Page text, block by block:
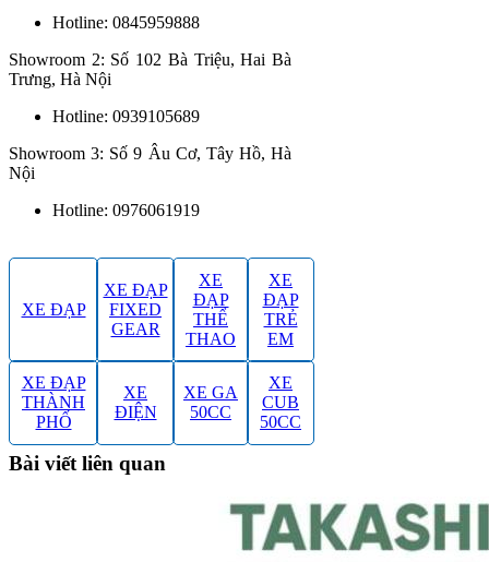
Hotline: 0845959888
Showroom 2: Số 102 Bà Triệu, Hai Bà
Trưng, Hà Nội
Hotline: 0939105689
Showroom 3: Số 9 Âu Cơ, Tây Hồ, Hà
Nội
Hotline: 0976061919
XE ĐẠP
XE ĐẠP
FIXED
GEAR
XE
ĐẠP
THỂ
THAO
XE
ĐẠP
TRẺ
EM
XE ĐẠP
THÀNH
PHỐ
XE
ĐIỆN
XE GA
50CC
XE
CUB
50CC
Bài viết liên quan